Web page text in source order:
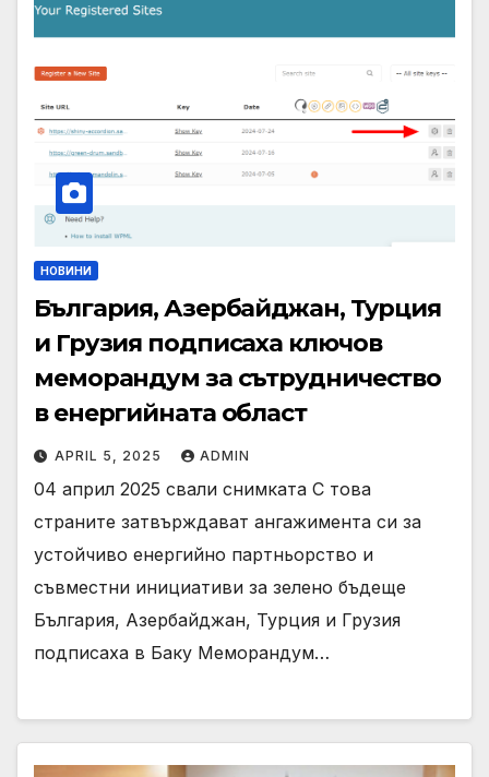
НОВИНИ
България, Азербайджан, Турция
и Грузия подписаха ключов
меморандум за сътрудничество
в енергийната област
APRIL 5, 2025 ADMIN
04 април 2025 свали снимката С това
страните затвърждават ангажимента си за
устойчиво енергийно партньорство и
съвместни инициативи за зелено бъдеще
България, Азербайджан, Турция и Грузия
подписаха в Баку Меморандум…